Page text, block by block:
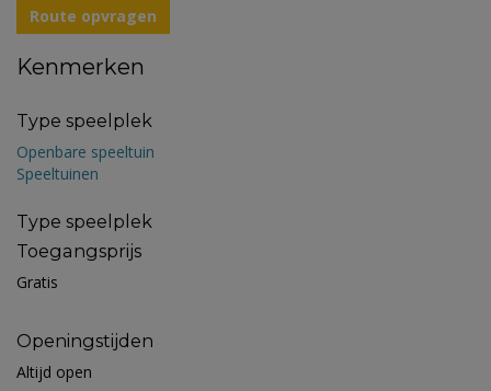
Route opvragen
Kenmerken
Type speelplek
Openbare speeltuin
Speeltuinen
Type speelplek
Toegangsprijs
Gratis
Openingstijden
Altijd open